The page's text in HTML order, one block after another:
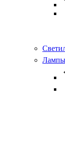
Лампы